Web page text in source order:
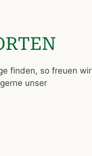
finden, so freuen wir
unser